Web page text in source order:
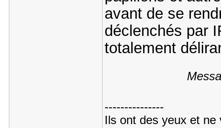
avant de se
déclenchés par
totalement
---------------
Ils ont des yeux et ne